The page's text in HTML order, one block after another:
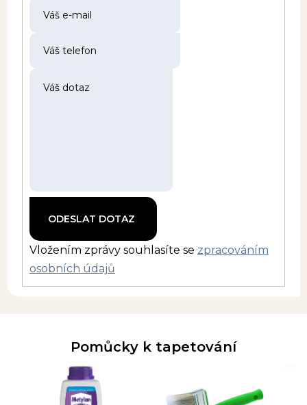
Vložením zprávy souhlasíte se zpracováním
osobních údajů
Pomůcky k tapetování